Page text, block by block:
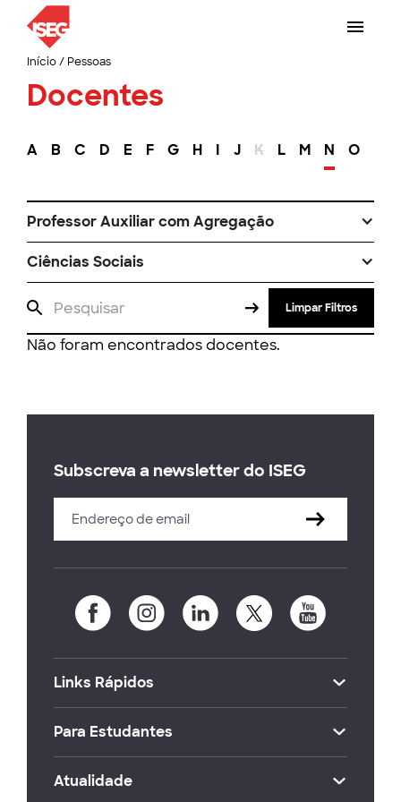
Início/ Pessoas
Docentes
A B C D E F G H I J K L M N O
Professor Auxiliar com Agregação
Ciências Sociais
Limpar Filtros
Não foram encontrados docentes.
Subscreva a newsletter do ISEG
Links Rápidos
Para Estudantes
Atualidade